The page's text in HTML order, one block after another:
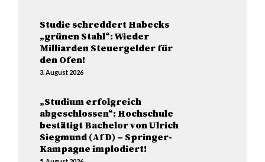
Studie schreddert Habecks
„grünen Stahl“: Wieder
Milliarden Steuergelder für
den Ofen!
3. August 2026
„Studium erfolgreich
abgeschlossen“: Hochschule
bestätigt Bachelor von Ulrich
Siegmund (AfD) – Springer-
Kampagne implodiert!